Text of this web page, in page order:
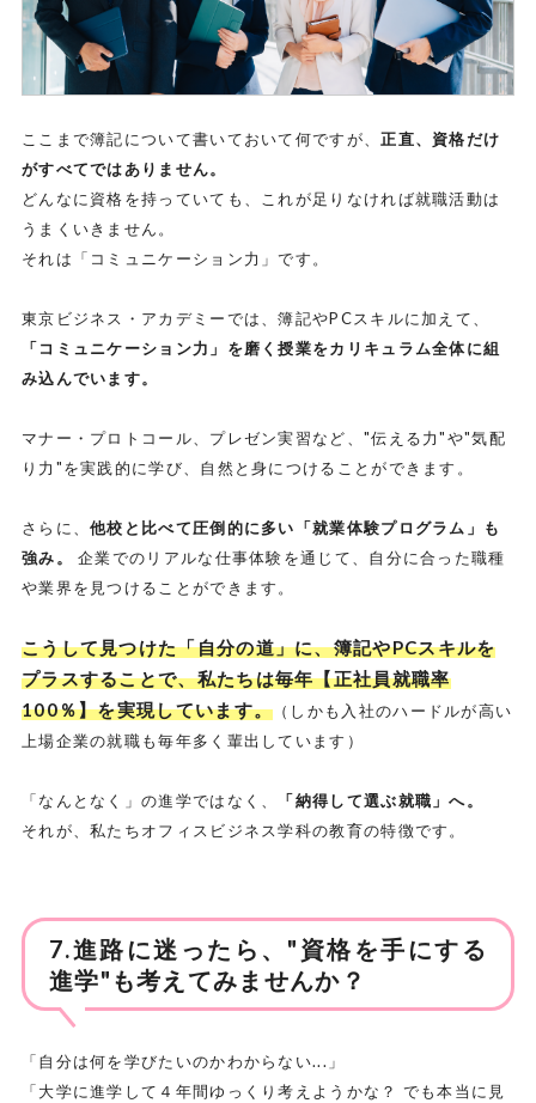
ここまで簿記について書いておいて何ですが、正直、資格だけ
がすべてではありません。
どんなに資格を持っていても、これが足りなければ就職活動は
うまくいきません。
それは「コミュニケーション力」です。
東京ビジネス・アカデミーでは、簿記やPCスキルに加えて、
「コミュニケーション力」を磨く授業をカリキュラム全体に組
み込んでいます。
マナー・プロトコール、プレゼン実習など、 "伝える力"や"気配
り力"を実践的に学び、自然と身につけることができます。
さらに、他校と比べて圧倒的に多い「就業体験プログラム」も
強み。
企業でのリアルな仕事体験を通じて、自分に合った職種
や業界を見つけることができます。
こうして見つけた「自分の道」に、簿記やPCスキルを
プラスすることで、私たちは毎年【正社員就職率
100％】を実現しています。 （しかも入社のハードルが高い
上場企業の就職も毎年多く輩出しています）
「なんとなく」の進学ではなく、
「納得して選ぶ就職」へ。
それが、私たちオフィスビジネス学科の教育の特徴です。
7.進路に迷ったら、"資格を手にする
進学"も考えてみませんか？
「自分は何を学びたいのかわからない...」
「大学に進学して４年間ゆっくり考えようかな？ でも本当に見